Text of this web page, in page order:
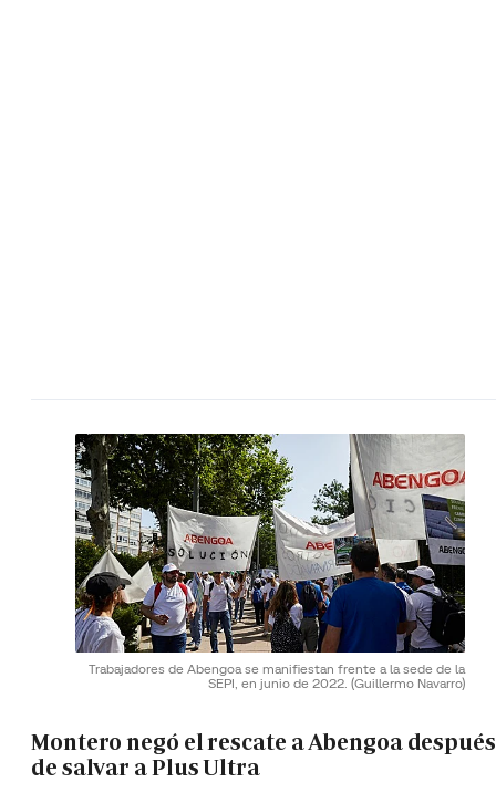
Trabajadores de Abengoa se manifiestan frente a la sede de la
SEPI, en junio de 2022. (Guillermo Navarro)
Montero negó el rescate a Abengoa después
de salvar a Plus Ultra